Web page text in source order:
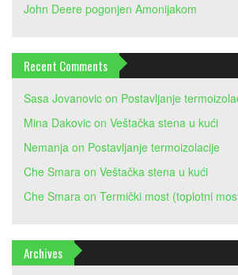
John Deere pogonjen Amonijakom
Recent Comments
Sasa Jovanovic on Postavljanje
Mina Dakovic on Veštačka stena u kući
Nemanja on Postavljanje termoizolacije
Che Smara on Veštačka stena u kući
Che Smara on Termički most (toplotni
Archives